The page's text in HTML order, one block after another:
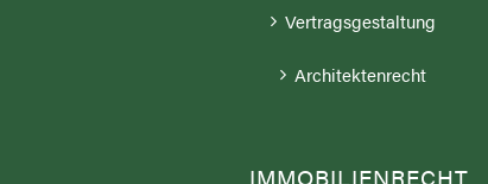
Vertragsgestaltung
Architektenrecht
IMMOBILIENRECHT